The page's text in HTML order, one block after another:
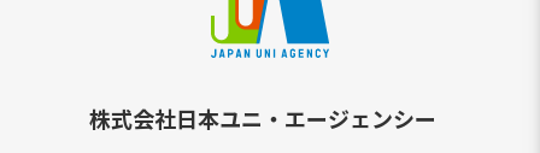
株式会社日本ユニ・エージェンシー